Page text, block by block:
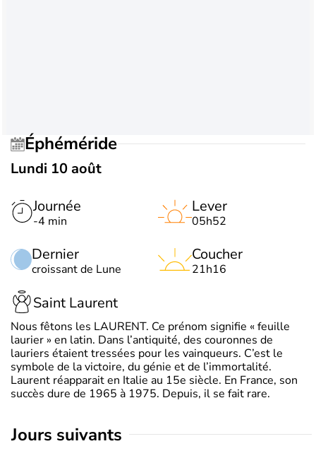
Éphéméride
Lundi 10 août
Journée
-4 min
Dernier
croissant de Lune
Lever
05h52
Coucher
21h16
Saint Laurent
Nous fêtons les LAURENT. Ce prénom signifie « feuille
laurier » en latin. Dans l’antiquité, des couronnes de
lauriers étaient tressées pour les vainqueurs. C’est le
symbole de la victoire, du génie et de l’immortalité.
Laurent réapparait en Italie au 15e siècle. En France, son
succès dure de 1965 à 1975. Depuis, il se fait rare.
jours suivants